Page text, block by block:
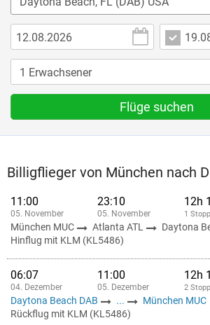
Flüge suchen
Billigflieger von München nach
11:00
05. November
23:10
05. November
12h
1 Stopp
München MUC Atlanta ATL
Daytona
Hinflug mit KLM (KL5486)
06:07
04. Dezember
11:00
05. Dezember
12h
2
Daytona Beach DAB ...
München MUC
Rückflug mit KLM (KL5486)